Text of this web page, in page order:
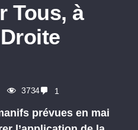
Tous, à
3734 1
prévues en mai